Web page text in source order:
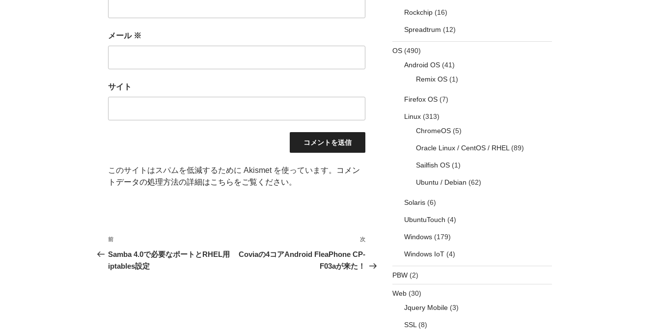
メール ※
サイト
このサイトはスパムを低減するために Akismet を使っています。
コメン
トデータの処理方法の詳細はこちらをご覧ください。
投
稿
ナ
前
の
投
前
Samba 4.0で必要なポートとRHEL用
iptables設定
次
投
次
Coviaの4コアAndroid FleaPhone CP-
F03aが来た！
Rockchip(16)
Spreadtrum (12)
OS(490)
Android OS(41)
Remix OS(1)
Firefox OS(7)
Linux(313)
ChromeOS(5)
Oracle Linux / CentOS / RHEL(89)
Sailfish OS(1)
Ubuntu / Debian (62)
Solaris(6)
UbuntuTouch (4)
Windows(179)
Windows IoT(4)
PBW(2)
Web(30)
Jquery Mobile(3)
SSL(8)